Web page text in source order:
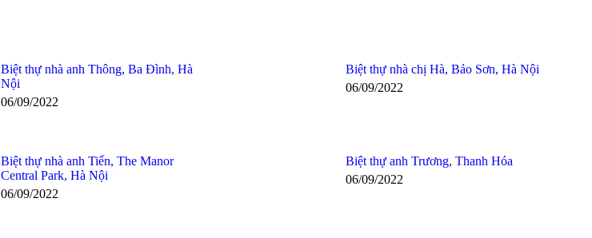
Biệt thự nhà anh Thông, Ba Đình, Hà
Nội
06/09/2022
Biệt thự nhà chị Hà, Bảo Sơn, Hà Nội
06/09/2022
Biệt thự nhà anh Tiến, The Manor
Central Park, Hà Nội
06/09/2022
Biệt thự anh Trương, Thanh Hóa
06/09/2022